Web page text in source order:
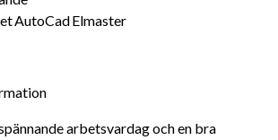
AutoCad Elmaster
arbetsvardag och en bra